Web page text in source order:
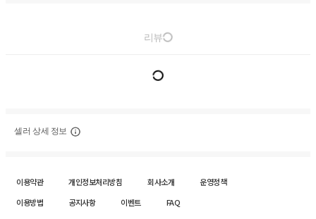
리뷰
셀러 상세 정보
이용약관 개인정보처리방침 회사소개
운영정책
이용방법
공지사항 이벤트 FAQ